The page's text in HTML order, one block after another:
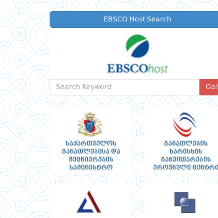
EBSCO Host Search
Go!